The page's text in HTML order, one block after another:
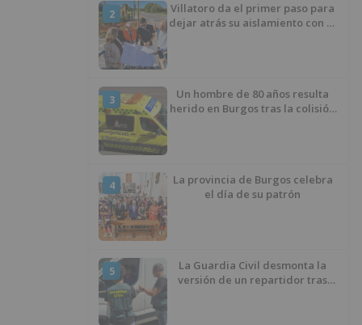
2
Villatoro da el primer paso para
dejar atrás su aislamiento con el
3
Un hombre de 80 años resulta
herido en Burgos tras la colisión
4
La provincia de Burgos celebra
el día de su patrón
5
La Guardia Civil desmonta la
versión de un repartidor tras